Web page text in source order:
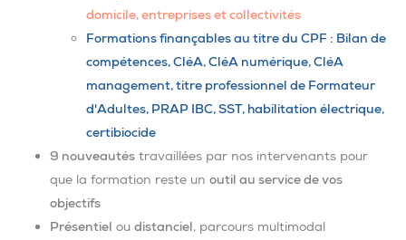
domicile, entreprises et collectivités
Formations finançables au titre du CPF : Bilan de
compétences, CléA, CléA numérique, CléA
management, titre professionnel de Formateur
d'Adultes, PRAP IBC, SST, habilitation électrique,
certibiocide
9 nouveautés travaillées par nos intervenants pour
que la formation reste un outil au service de vos
objectifs
Présentiel ou distanciel, parcours multimodal